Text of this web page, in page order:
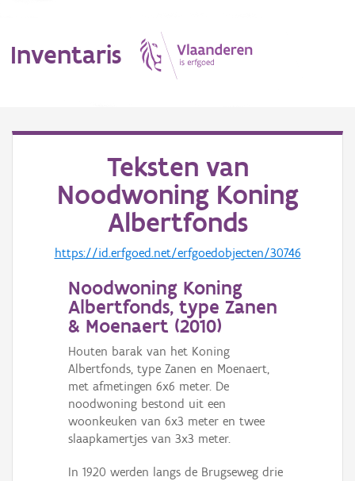
Inventaris
Erfgoedobject
Waarneming
Gebeurtenis
Persoon of collectief
Teksten van
Noodwoning Koning
Albertfonds
https://id.erfgoed.net/erfgoedobjecten/30746
Noodwoning Koning
Albertfonds, type Zanen
& Moenaert (2010)
Houten barak van het Koning
Albertfonds, type Zanen en Moenaert,
met afmetingen 6x6 meter. De
noodwoning bestond uit een
woonkeuken van 6x3 meter en twee
slaapkamertjes van 3x3 meter.
In 1920 werden langs de Brugseweg drie